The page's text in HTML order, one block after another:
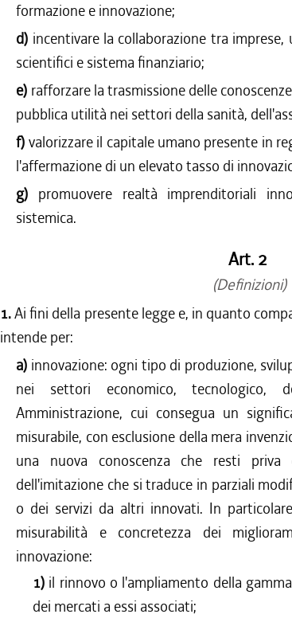
formazione e innovazione;
d) incentivare la collaborazione tra
scientifici e sistema finanziario;
e) rafforzare la trasmissione delle
pubblica utilità nei settori della sanità,
f) valorizzare il capitale umano presente in
l'affermazione di un elevato tasso di
g) promuovere realtà imprenditoriali
sistemica.
Art. 2
(Definizioni)
1.Ai fini della presente legge e, in quanto
intende per:
a) innovazione: ogni tipo di produzione,
nei settori economico, tecnologico,
Amministrazione, cui consegua un
misurabile, con esclusione della mera
una nuova conoscenza che resti priva
dell'imitazione che si traduce in parziali
o dei servizi da altri innovati. In
misurabilità e concretezza dei
innovazione:
1) il rinnovo o l'ampliamento della
dei mercati a essi associati;